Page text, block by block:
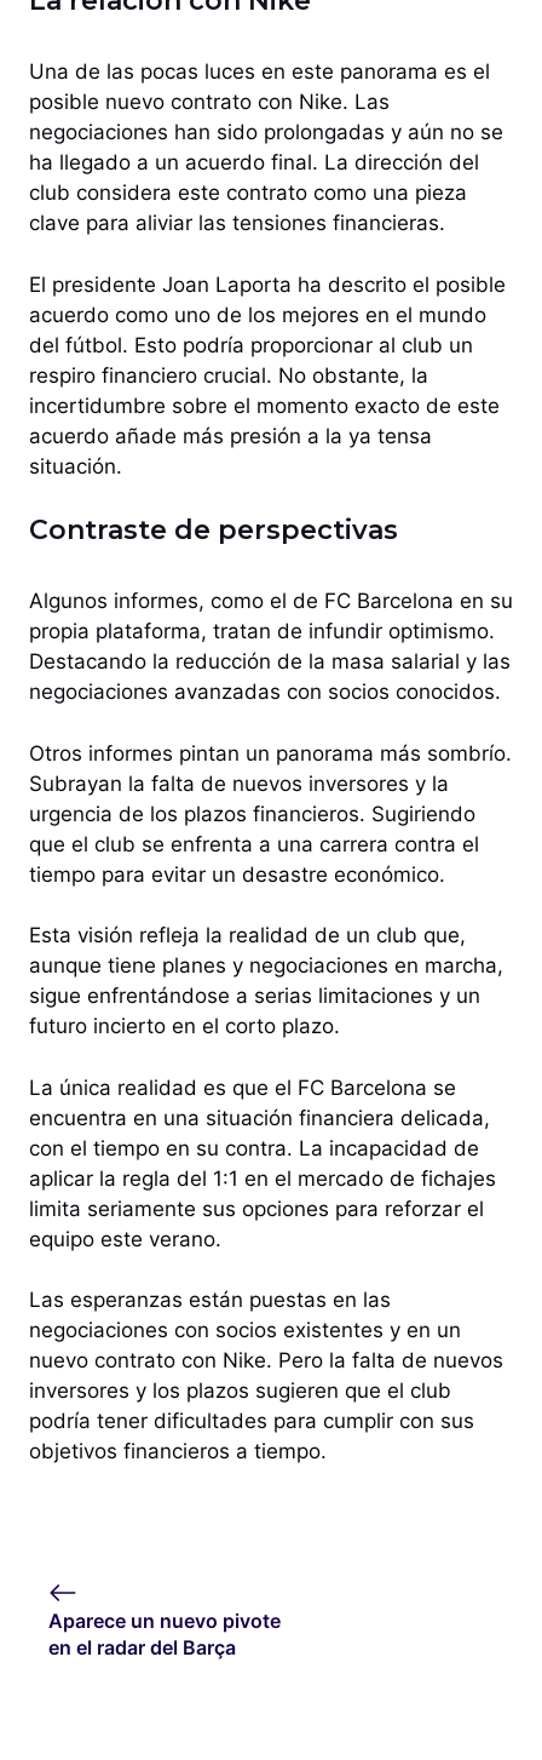
Una de las pocas luces en este panorama es el
posible nuevo contrato con Nike. Las
negociaciones han sido prolongadas y aún no se
ha llegado a un acuerdo final. La dirección del
club considera este contrato como una pieza
clave para aliviar las tensiones financieras.
El presidente Joan Laporta ha descrito el posible
acuerdo como uno de los mejores en el mundo
del fútbol. Esto podría proporcionar al club un
respiro financiero crucial. No obstante, la
incertidumbre sobre el momento exacto de este
acuerdo añade más presión a la ya tensa
situación.
Contraste de perspectivas
Algunos informes, como el de FC Barcelona en su
propia plataforma, tratan de infundir optimismo.
Destacando la reducción de la masa salarial y las
negociaciones avanzadas con socios conocidos.
Otros informes pintan un panorama más sombrío.
Subrayan la falta de nuevos inversores y la
urgencia de los plazos financieros. Sugiriendo
que el club se enfrenta a una carrera contra el
tiempo para evitar un desastre económico.
Esta visión refleja la realidad de un club que,
aunque tiene planes y negociaciones en marcha,
sigue enfrentándose a serias limitaciones y un
futuro incierto en el corto plazo.
La única realidad es que el FC Barcelona se
encuentra en una situación financiera delicada,
con el tiempo en su contra. La incapacidad de
aplicar la regla del 1:1 en el mercado de fichajes
limita seriamente sus opciones para reforzar el
equipo este verano.
Las esperanzas están puestas en las
negociaciones con socios existentes y en un
nuevo contrato con Nike. Pero la falta de nuevos
inversores y los plazos sugieren que el club
podría tener dificultades para cumplir con sus
objetivos financieros a tiempo.
Aparece un nuevo pivote
en el radar del Barça